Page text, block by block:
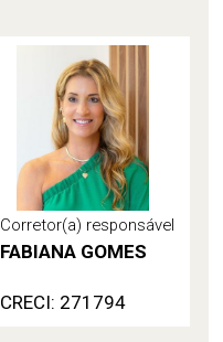
Corretor(a) responsável
FABIANA GOMES
CRECI: 271794